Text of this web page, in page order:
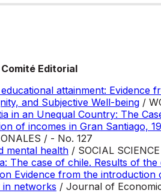
Editorial
attainment: Evidence
and Subjective Well-being /
in an Unequal Country: The
of incomes in Gran Santiago,
/ - No. 127
mental health / SOCIAL
The case of chile. Results of the
Evidence from the
networks / Journal of